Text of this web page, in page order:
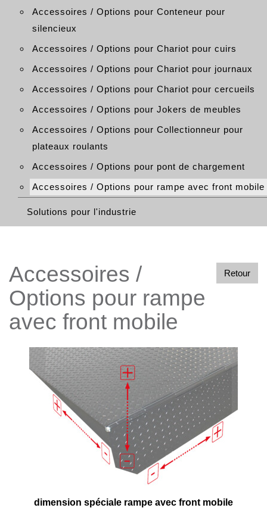
Accessoires / Options pour Conteneur pour
silencieux
Accessoires / Options pour Chariot pour cuirs
Accessoires / Options pour Chariot pour journaux
Accessoires / Options pour Chariot pour cercueils
Accessoires / Options pour Jokers de meubles
Accessoires / Options pour Collectionneur pour
plateaux roulants
Accessoires / Options pour pont de chargement
Accessoires / Options pour rampe avec front mobile
Solutions pour l'industrie
Retour
Accessoires /
Options pour rampe
avec front mobile
dimension spéciale rampe avec front mobile